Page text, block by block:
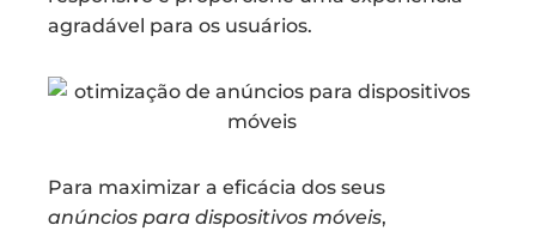
agradável para os usuários.
Para maximizar a eficácia dos seus
anúncios para dispositivos móveis,